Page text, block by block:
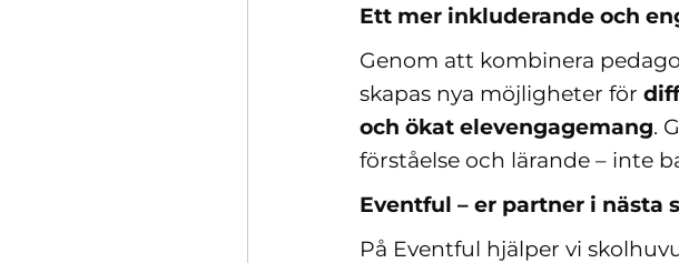
Ett mer inkluderande och
Genom att kombinera
skapas nya möjligheter för
och ökat elevengagemang.
förståelse och lärande – inte
Eventful – er partner i nästa
På Eventful hjälper vi